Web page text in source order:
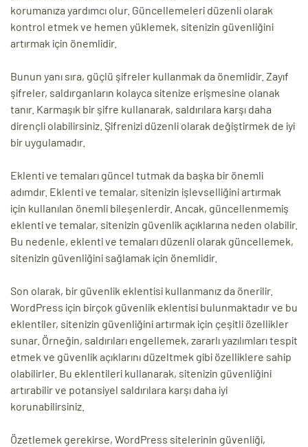
korumanıza yardımcı olur. Güncellemeleri düzenli olarak
kontrol etmek ve hemen yüklemek, sitenizin güvenliğini
artırmak için önemlidir.
Bunun yanı sıra, güçlü şifreler kullanmak da önemlidir. Zayıf
şifreler, saldırganların kolayca sitenize erişmesine olanak
tanır. Karmaşık bir şifre kullanarak, saldırılara karşı daha
dirençli olabilirsiniz. Şifrenizi düzenli olarak değiştirmek de iyi
bir uygulamadır.
Eklenti ve temaları güncel tutmak da başka bir önemli
adımdır. Eklenti ve temalar, sitenizin işlevselliğini artırmak
için kullanılan önemli bileşenlerdir. Ancak, güncellenmemiş
eklenti ve temalar, sitenizin güvenlik açıklarına neden olabilir.
Bu nedenle, eklenti ve temaları düzenli olarak güncellemek,
sitenizin güvenliğini sağlamak için önemlidir.
Son olarak, bir güvenlik eklentisi kullanmanız da önerilir.
WordPress için birçok güvenlik eklentisi bulunmaktadır ve bu
eklentiler, sitenizin güvenliğini artırmak için çeşitli özellikler
sunar. Örneğin, saldırıları engellemek, zararlı yazılımları tespit
etmek ve güvenlik açıklarını düzeltmek gibi özelliklere sahip
olabilirler. Bu eklentileri kullanarak, sitenizin güvenliğini
artırabilir ve potansiyel saldırılara karşı daha iyi
korunabilirsiniz.
Özetlemek gerekirse, WordPress sitelerinin güvenliği,